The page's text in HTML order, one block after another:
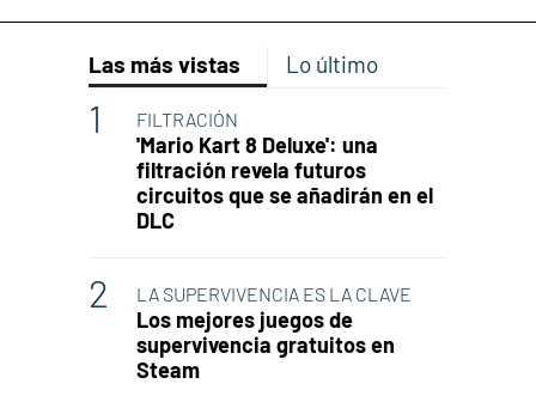
Las más vistas Lo último
FILTRACIÓN
'Mario Kart 8 Deluxe': una
filtración revela futuros
circuitos que se añadirán en el
DLC
LA SUPERVIVENCIA ES LA CLAVE
Los mejores juegos de
supervivencia gratuitos en
Steam